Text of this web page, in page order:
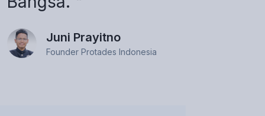
Juni Prayitno
Founder Protades Indonesia